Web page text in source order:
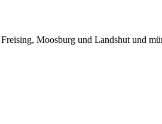
Moosburg und Landshut und